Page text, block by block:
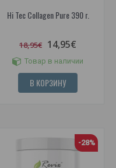
Hi Tec Collagen Pure 390 г.
18,95€ 14,95€
Товар в наличии
В КОРЗИНУ
-28%